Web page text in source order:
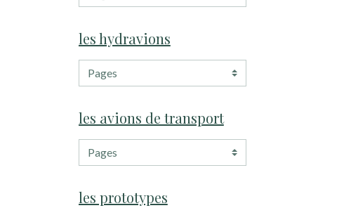
les hydravions
les avions de transport
les prototypes